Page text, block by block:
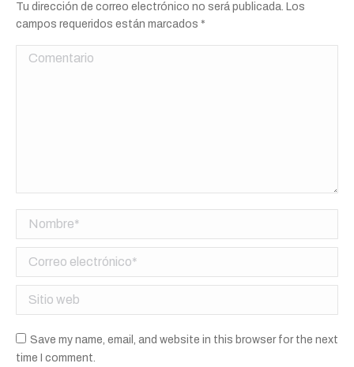
Tu dirección de correo electrónico no será publicada. Los
campos requeridos están marcados *
Comentario
Nombre *
Correo electrónico *
Sitio web
Save my name, email, and website in this browser for the next
time I comment.